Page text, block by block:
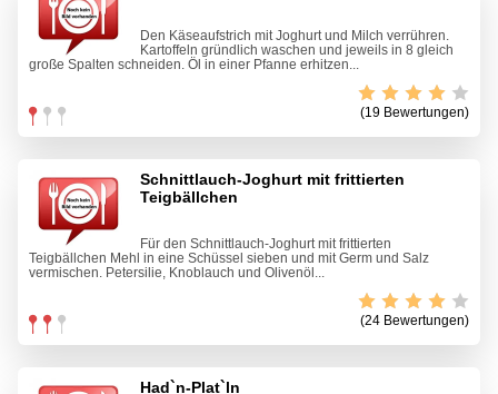
Den Käseaufstrich mit Joghurt und Milch verrühren.
Kartoffeln gründlich waschen und jeweils in 8 gleich
große Spalten schneiden. Öl in einer Pfanne erhitzen...
(19 Bewertungen)
Schnittlauch-Joghurt mit frittierten
Teigbällchen
Für den Schnittlauch-Joghurt mit frittierten
Teigbällchen Mehl in eine Schüssel sieben und mit Germ und Salz
vermischen. Petersilie, Knoblauch und Olivenöl...
(24 Bewertungen)
Had`n-Plat`ln